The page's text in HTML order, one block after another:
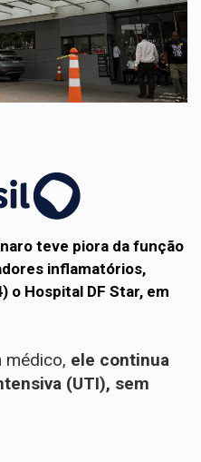
teve piora da função
inflamatórios,
o Hospital DF Star, em
médico, ele continua
(UTI), sem